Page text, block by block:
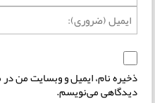
ذخیره نام، ایمیل و وبسایت من در
دیدگاهی می‌نویسم.